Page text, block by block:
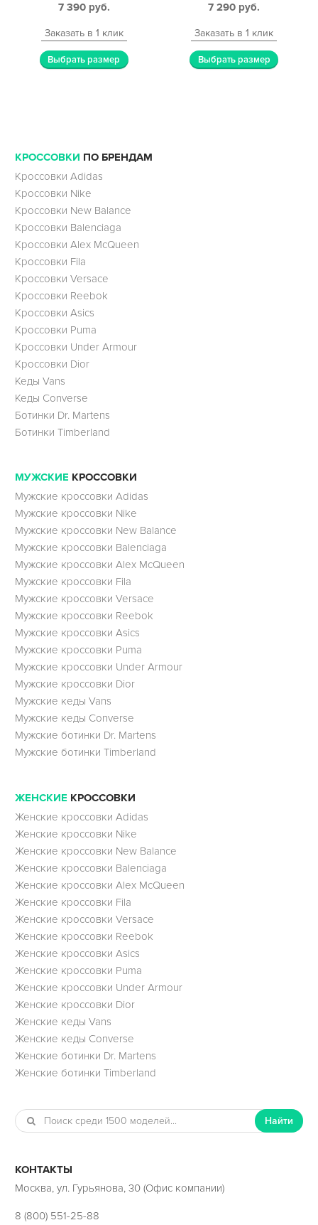
7 390 руб.
Заказать в 1 клик
Выбрать размер
7 290 руб.
Заказать в 1 клик
Выбрать размер
КРОССОВКИ ПО БРЕНДАМ
Кроссовки Adidas
Кроссовки Nike
Кроссовки New Balance
Кроссовки Balenciaga
Кроссовки Alex McQueen
Кроссовки Fila
Кроссовки Versace
Кроссовки Reebok
Кроссовки Asics
Кроссовки Puma
Кроссовки Under Armour
Кроссовки Dior
Кеды Vans
Кеды Converse
Ботинки Dr. Martens
Ботинки Timberland
МУЖСКИЕ КРОССОВКИ
Мужские кроссовки Adidas
Мужские кроссовки Nike
Мужские кроссовки New Balance
Мужские кроссовки Balenciaga
Мужские кроссовки Alex McQueen
Мужские кроссовки Fila
Мужские кроссовки Versace
Мужские кроссовки Reebok
Мужские кроссовки Asics
Мужские кроссовки Puma
Мужские кроссовки Under Armour
Мужские кроссовки Dior
Мужские кеды Vans
Мужские кеды Converse
Мужские ботинки Dr. Martens
Мужские ботинки Timberland
ЖЕНСКИЕ КРОССОВКИ
Женские кроссовки Adidas
Женские кроссовки Nike
Женские кроссовки New Balance
Женские кроссовки Balenciaga
Женские кроссовки Alex McQueen
Женские кроссовки Fila
Женские кроссовки Versace
Женские кроссовки Reebok
Женские кроссовки Asics
Женские кроссовки Puma
Женские кроссовки Under Armour
Женские кроссовки Dior
Женские кеды Vans
Женские кеды Converse
Женские ботинки Dr. Martens
Женские ботинки Timberland
Найти
КОНТАКТЫ
Москва, ул. Гурьянова, 30 (Офис компании)
8 (800) 551-25-88